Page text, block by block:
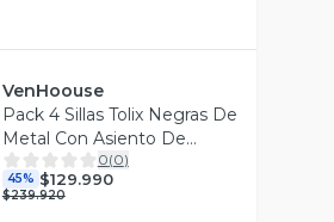
VenHoouse
Pack 4 Sillas Tolix Negras De
Metal Con Asiento De
Madera Oscura Para
Comedor
0(0)
45% $129.990
$239.920